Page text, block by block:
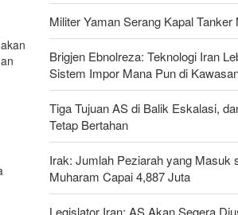
Militer Yaman Serang Kapal
Brigjen Ebnolreza: Teknologi Iran
Sistem Impor Mana Pun di
Tiga Tujuan AS di Balik Eskalasi,
Tetap Bertahan
Irak: Jumlah Peziarah yang Masuk
Muharam Capai 4,887 Juta
Legislator Iran: AS Akan Segera